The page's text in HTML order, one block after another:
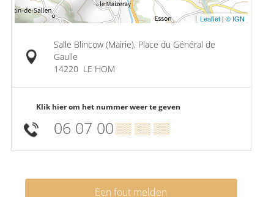
Leaflet | © IGN
Salle Blincow (Mairie), Place du Général de
Gaulle
14220 LE HOM
Klik hier om het nummer weer te geven
06 07 00▒▒ ▒▒ ▒▒
Een fout melden